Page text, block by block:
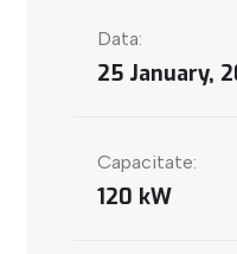
Data:
25 January,
Capacitate:
120 kW